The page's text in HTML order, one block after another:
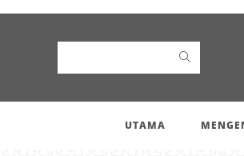
UTAMA